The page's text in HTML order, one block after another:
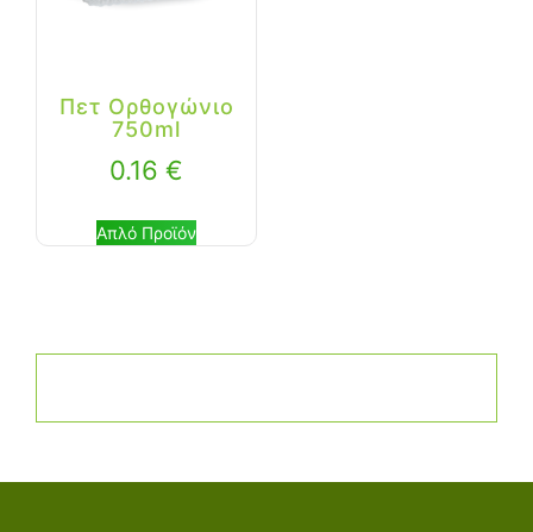
Πετ Ορθογώνιο
750ml
0.16€
Απλό Προϊόν